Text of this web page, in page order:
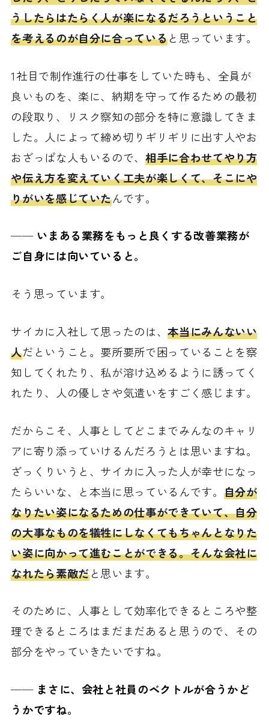
うしたらはたらく人が楽になるだろうということ
を考えるのが自分に合っていると思っています。
1社目で制作進行の仕事をしていた時も、全員が
良いものを、楽に、納期を守って作るための最初
の段取り、リスク察知の部分を特に意識してきま
した。人によって締め切りギリギリに出す人やお
おざっぱな人もいるので、相手に合わせてやり方
や伝え方を変えていく工夫が楽しくて、そこにや
りがいを感じていたんです。
── いまある業務をもっと良くする改善業務が
ご自身には向いていると。
そう思っています。
サイカに入社して思ったのは、本当にみんないい
人だということ。要所要所で困っていることを察
知してくれたり、私が溶け込めるように誘ってく
れたり、人の優しさや気遣いをすごく感じます。
だからこそ、人事としてどこまでみんなのキャリ
アに寄り添っていけるんだろうとは思いますね。
ざっくりいうと、サイカに入った人が幸せになっ
たらいいな、と本当に思っているんです。 自分が
なりたい姿になるための仕事ができていて、自分
の大事なものを犠牲にしなくてもちゃんとなりた
い姿に向かって進むことができる。そんな会社に
なれたら素敵だと思います。
そのために、人事として効率化できるところや整
理できるところはまだまだあると思うので、その
部分をやっていきたいですね。
── まさに、会社と社員のベクトルが合うかど
うかですね。